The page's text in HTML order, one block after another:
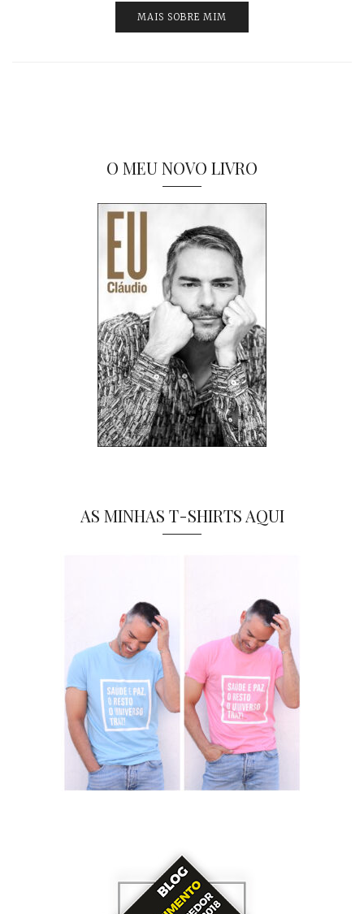
MAIS SOBRE MIM
O MEU NOVO LIVRO
AS MINHAS T-SHIRTS AQUI